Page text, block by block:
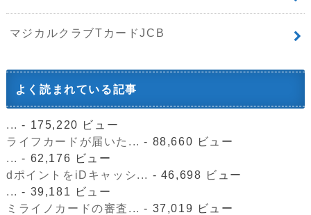
マジカルクラブTカードJCB
よく読まれている記事
... - 175,220 ビュー
ライフカードが届いた... - 88,660 ビュー
... - 62,176 ビュー
dポイントをiDキャッシ... - 46,698 ビュー
... - 39,181 ビュー
ミライノカードの審査... - 37,019 ビュー